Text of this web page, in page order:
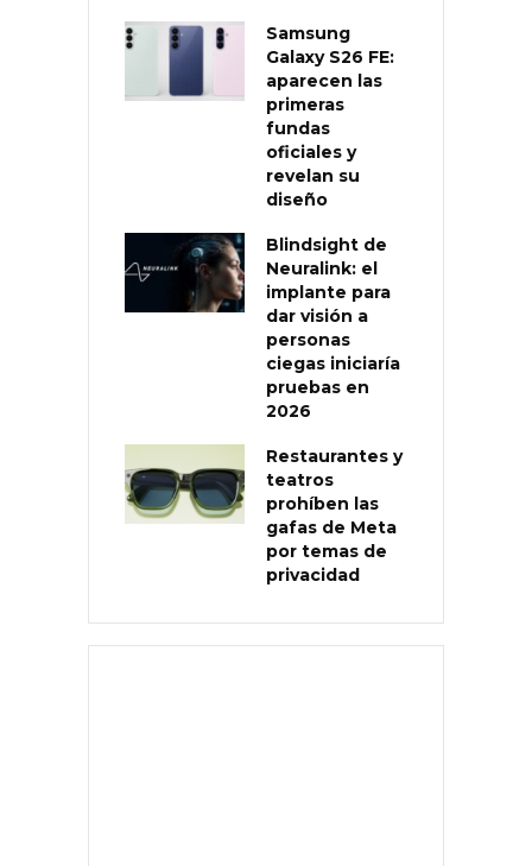
Samsung
Galaxy S26 FE:
aparecen las
primeras
fundas
oficiales y
revelan su
diseño
Blindsight de
Neuralink: el
implante para
dar visión a
personas
ciegas iniciaría
pruebas en
2026
Restaurantes y
teatros
prohíben las
gafas de Meta
por temas de
privacidad